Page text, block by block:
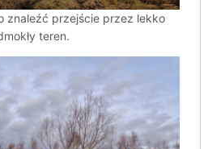
znaleźć przejście przez lekko
teren.